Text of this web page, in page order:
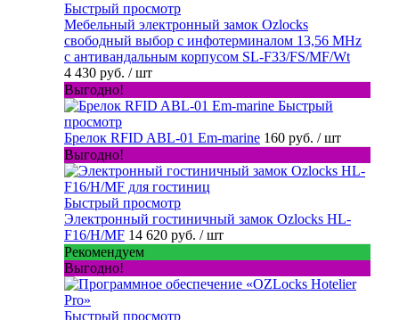
Быстрый просмотр
Мебельный электронный замок Ozlocks
свободный выбор с инфотерминалом 13,56 MHz
с антивандальным корпусом SL-F33/FS/MF/Wt
4 430 руб. / шт
Выгодно!
Быстрый
просмотр
Брелок RFID ABL-01 Em-marine 160 руб. / шт
Выгодно!
Быстрый просмотр
Электронный гостиничный замок Ozlocks HL-
F16/H/MF 14 620 руб. / шт
Рекомендуем
Выгодно!
Быстрый просмотр